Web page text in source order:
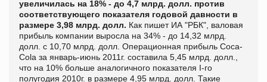
увеличилась на 18% - до 4,7 млрд. долл. против
соответствующего показателя годовой давности в
размере 3,98 млрд. долл. Как пишет ИА "РБК", валовая
прибыль компании выросла на 34% - до 14,32 млрд.
долл. с 10,70 млрд. долл. Операционная прибыль Coca-
Cola за январь-июнь 2011г. составила 5,45 млрд. долл.,
что на 10% больше аналогичного показателя I-го
полугодия 2010г. в размере 4,95 млрд. долл. Такие